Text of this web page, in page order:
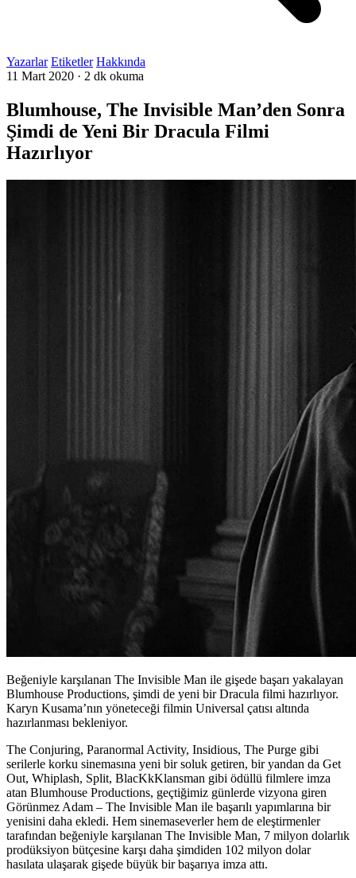
Yazarlar Etiketler Hakkında
11 Mart 2020 · 2 dk okuma
Blumhouse, The Invisible Man’den Sonra
Şimdi de Yeni Bir Dracula Filmi
Hazırlıyor
Beğeniyle karşılanan The Invisible Man ile gişede başarı yakalayan
Blumhouse Productions, şimdi de yeni bir Dracula filmi hazırlıyor.
Karyn Kusama’nın yöneteceği filmin Universal çatısı altında
hazırlanması bekleniyor.
The Conjuring, Paranormal Activity, Insidious, The Purge gibi
serilerle korku sinemasına yeni bir soluk getiren, bir yandan da Get
Out, Whiplash, Split, BlacKkKlansman gibi ödüllü filmlere imza
atan Blumhouse Productions, geçtiğimiz günlerde vizyona giren
Görünmez Adam – The Invisible Man ile başarılı yapımlarına bir
yenisini daha ekledi. Hem sinemaseverler hem de eleştirmenler
tarafından beğeniyle karşılanan The Invisible Man, 7 milyon dolarlık
prodüksiyon bütçesine karşı daha şimdiden 102 milyon dolar
hasılata ulaşarak gişede büyük bir başarıya imza attı.